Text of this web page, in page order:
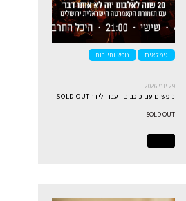
גימלאים נופש ותיירות
29 יוני 2026
נופשים עם כוכבים - עברי לידר SOLD OUT
SOLD OUT